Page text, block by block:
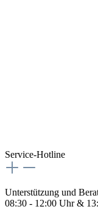
Service-Hotline
Unterstützung und
08:30 - 12:00 Uhr &